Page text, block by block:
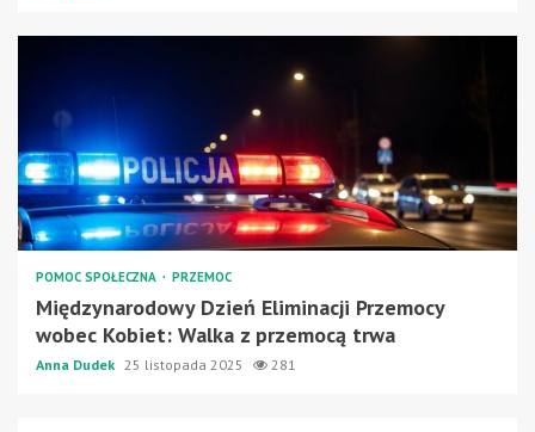
POMOC SPOŁECZNA PRZEMOC
Międzynarodowy Dzień Eliminacji Przemocy
wobec Kobiet: Walka z przemocą trwa
Anna Dudek 25 listopada 2025 281